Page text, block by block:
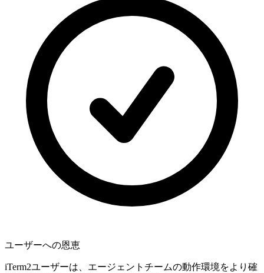
ユーザーへの恩恵
iTerm2ユーザーは、エージェントチームの動作環境をより確